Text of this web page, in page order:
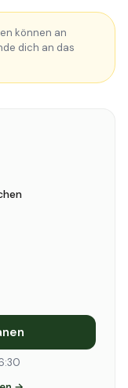
können an
dich an das